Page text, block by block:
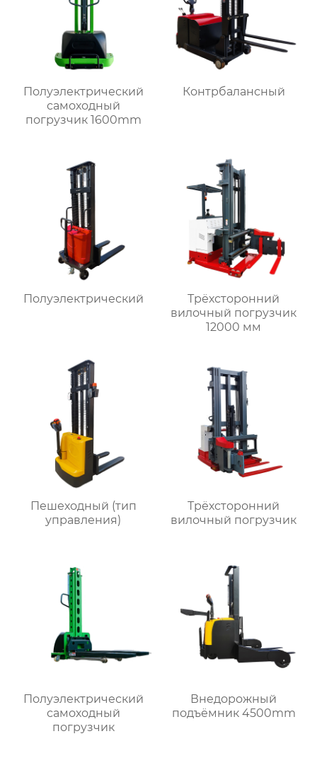
Полуэлектрический
самоходный
погрузчик 1600mm
Контрбалансный
Полуэлектрический
Трёхсторонний
вилочный погрузчик
12000 мм
Пешеходный (тип
управления)
Трёхсторонний
вилочный погрузчик
Полуэлектрический
самоходный
погрузчик
Внедорожный
подъёмник 4500mm